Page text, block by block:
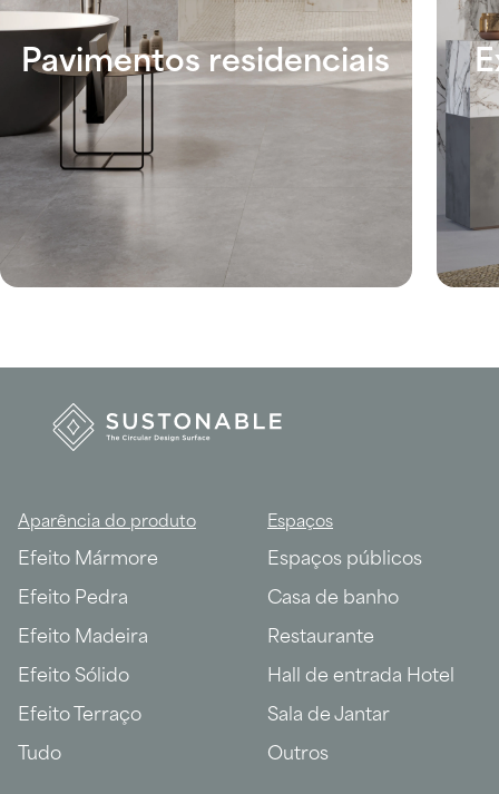
Pavimentos residenciais
Aparência do produto
Efeito Mármore
Efeito Pedra
Efeito Madeira
Efeito Sólido
Efeito Terraço
Tudo
Espaços
Espaços públicos
Casa de banho
Restaurante
Hall de entrada Hotel
Sala de Jantar
Outros